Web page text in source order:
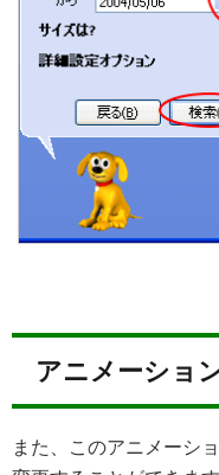
アニメーショ
また、このアニメーシ